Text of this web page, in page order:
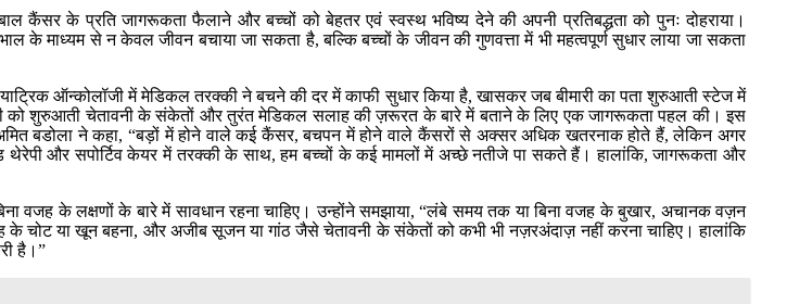
के प्रति जागरूकता फैलाने और बच्चों को बेहतर एवं स्वस्थ भविष्य देने की अपनी प्रतिबद्धता को पुनः दोहराया।
माध्यम से न केवल जीवन बचाया जा सकता है, बल्कि बच्चों के जीवन की गुणवत्ता में भी महत्वपूर्ण सुधार लाया जा सकता
ऑन्कोलॉजी में मेडिकल तरक्की ने बचने की दर में काफी सुधार किया है, खासकर जब बीमारी का पता शुरुआती स्टेज में
को शुरुआती चेतावनी के संकेतों और तुरंत मेडिकल सलाह की ज़रूरत के बारे में बताने के लिए एक जागरूकता पहल की। इस
बडोला ने कहा, “बड़ों में होने वाले कई कैंसर, बचपन में होने वाले कैंसरों से अक्सर अधिक खतरनाक होते हैं, लेकिन अगर
थेरेपी और सपोर्टिव केयर में तरक्की के साथ, हम बच्चों के कई मामलों में अच्छे नतीजे पा सकते हैं। हालांकि, जागरूकता और
वजह के लक्षणों के बारे में सावधान रहना चाहिए। उन्होंने समझाया, “लंबे समय तक या बिना वजह के बुखार, अचानक वज़न
के चोट या खून बहना, और अजीब सूजन या गांठ जैसे चेतावनी के संकेतों को कभी भी नज़रअंदाज़ नहीं करना चाहिए। हालांकि
है।”